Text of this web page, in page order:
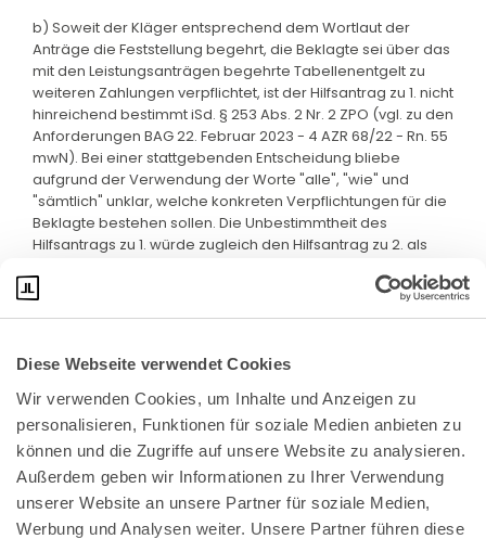
Diese Webseite verwendet Cookies
Wir verwenden Cookies, um Inhalte und Anzeigen zu
personalisieren, Funktionen für soziale Medien anbieten zu
können und die Zugriffe auf unsere Website zu analysieren.
Außerdem geben wir Informationen zu Ihrer Verwendung
unserer Website an unsere Partner für soziale Medien,
Werbung und Analysen weiter. Unsere Partner führen diese
b) Soweit der Kläger entsprechend dem Wortlaut der
Anträge die Feststellung begehrt, die Beklagte sei über das
mit den Leistungsanträgen begehrte Tabellenentgelt zu
weiteren Zahlungen verpflichtet, ist der Hilfsantrag zu 1. nicht
hinreichend bestimmt iSd. § 253 Abs. 2 Nr. 2 ZPO (vgl. zu den
Anforderungen BAG 22. Februar 2023 - 4 AZR 68/22 - Rn. 55
mwN). Bei einer stattgebenden Entscheidung bliebe
aufgrund der Verwendung der Worte "alle", "wie" und
"sämtlich" unklar, welche konkreten Verpflichtungen für die
Beklagte bestehen sollen. Die Unbestimmtheit des
Hilfsantrags zu 1. würde zugleich den Hilfsantrag zu 2. als
ist derzeit kein Feststellungsinteresse nach § 256 Abs. 1 ZPO
Feststellung bezieht sich lediglich auf eine Zahlungsposition
aus dem Jahr 2017.